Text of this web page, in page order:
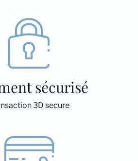
sécurisé
3D secure